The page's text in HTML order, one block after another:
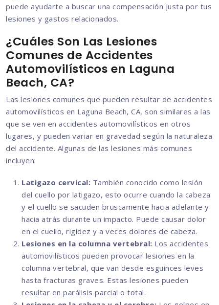
puede ayudarte a buscar una compensación justa por tus
lesiones y gastos relacionados.
¿Cuáles Son Las Lesiones
Comunes de Accidentes
Automovilísticos en Laguna
Beach, CA?
Las lesiones comunes que pueden resultar de accidentes
automovilísticos en Laguna Beach, CA, son similares a las
que se ven en accidentes automovilísticos en otros
lugares, y pueden variar en gravedad según la naturaleza
del accidente. Algunas de las lesiones más comunes
incluyen:
Latigazo cervical: También conocido como lesión
del cuello por latigazo, esto ocurre cuando la cabeza
y el cuello se sacuden bruscamente hacia adelante y
hacia atrás durante un impacto. Puede causar dolor
en el cuello, rigidez y a veces dolores de cabeza.
Lesiones en la columna vertebral: Los accidentes
automovilísticos pueden provocar lesiones en la
columna vertebral, que van desde esguinces leves
hasta fracturas graves. Estas lesiones pueden
resultar en parálisis parcial o total.